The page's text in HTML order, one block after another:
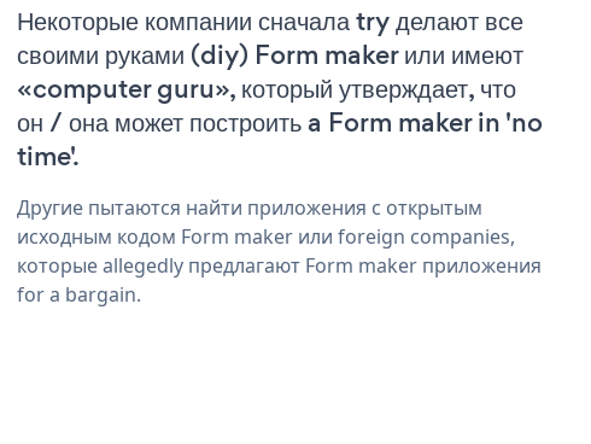
Некоторые компании сначала try делают все
своими руками (diy) Form maker или имеют
«computer guru», который утверждает, что
он / она может построить a Form maker in 'no
time'.
Другие пытаются найти приложения с открытым
исходным кодом Form maker или foreign companies,
которые allegedly предлагают Form maker приложения
for a bargain.